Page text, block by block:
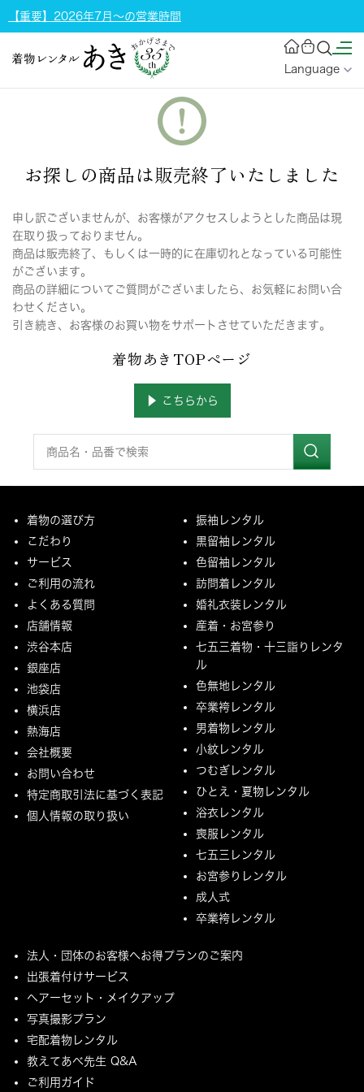
【重要】2026年7月～の営業時間
Language
お探しの商品は販売終了いたしました
申し訳ございませんが、お客様がアクセスしようとした商品は現
在取り扱っておりません。
商品は販売終了、もしくは一時的に在庫切れとなっている可能性
がございます。
商品の詳細についてご質問がございましたら、お気軽にお問い合
わせください。
引き続き、お客様のお買い物をサポートさせていただきます。
着物あきTOPページ
▶ こちらから
着物の選び方
こだわり
サービス
ご利用の流れ
よくある質問
店舗情報
渋谷本店
銀座店
池袋店
横浜店
熱海店
会社概要
お問い合わせ
特定商取引法に基づく表記
個人情報の取り扱い
振袖レンタル
黒留袖レンタル
色留袖レンタル
訪問着レンタル
婚礼衣装レンタル
産着・お宮参り
七五三着物・十三詣りレンタ
ル
色無地レンタル
卒業袴レンタル
男着物レンタル
小紋レンタル
つむぎレンタル
ひとえ・夏物レンタル
浴衣レンタル
喪服レンタル
七五三レンタル
お宮参りレンタル
成人式
卒業袴レンタル
法人・団体のお客様へお得プランのご案内
出張着付けサービス
ヘアーセット・メイクアップ
写真撮影プラン
宅配着物レンタル
教えてあべ先生 Q&A
ご利用ガイド